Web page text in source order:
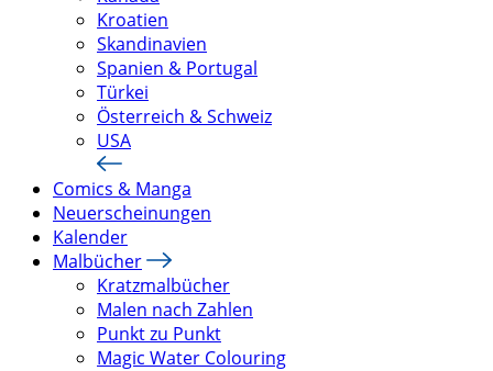
Kroatien
Skandinavien
Spanien & Portugal
Türkei
Österreich & Schweiz
USA
Comics & Manga
Neuerscheinungen
Kalender
Malbücher
Kratzmalbücher
Malen nach Zahlen
Punkt zu Punkt
Magic Water Colouring